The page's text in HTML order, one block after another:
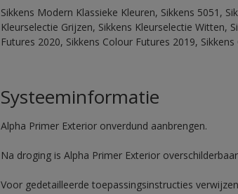
Sikkens Modern Klassieke Kleuren, Sikkens 5051,
Kleurselectie Grijzen, Sikkens Kleurselectie Witten,
Futures 2020, Sikkens Colour Futures 2019,
Systeeminformatie
Alpha Primer Exterior onverdund aanbrengen.
Na droging is Alpha Primer Exterior
Voor gedetailleerde toepassingsinstructies